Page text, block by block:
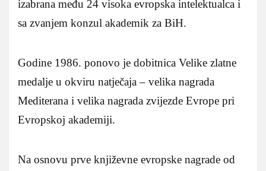
izabrana među 24 visoka evropska intelektualca i
sa zvanjem konzul akademik za BiH.
Godine 1986. ponovo je dobitnica Velike zlatne
medalje u okviru natječaja – velika nagrada
Mediterana i velika nagrada zvijezde Evrope pri
Evropskoj akademiji.
Na osnovu prve književne evropske nagrade od